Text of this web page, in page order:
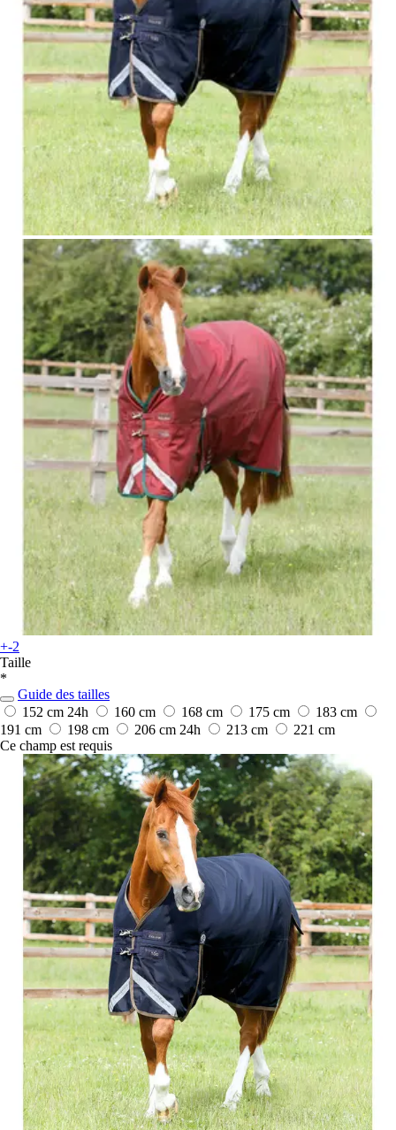
+-2
Taille
*
Guide des tailles
152 cm 24h 160 cm 168 cm 175 cm
183 cm
191 cm
198 cm 206 cm 24h 213 cm
221 cm
Ce champ est requis